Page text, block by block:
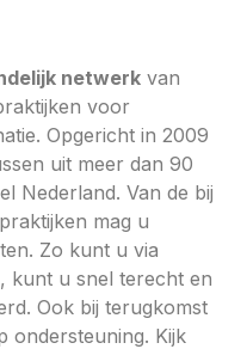
netwerkvan
voor
Opgericht in 2009
uit meer dan 90
Nederland. Van de bij
mag u
Zo kunt u via
kunt u snel terecht en
Ook bij terugkomst
ondersteuning. Kijk